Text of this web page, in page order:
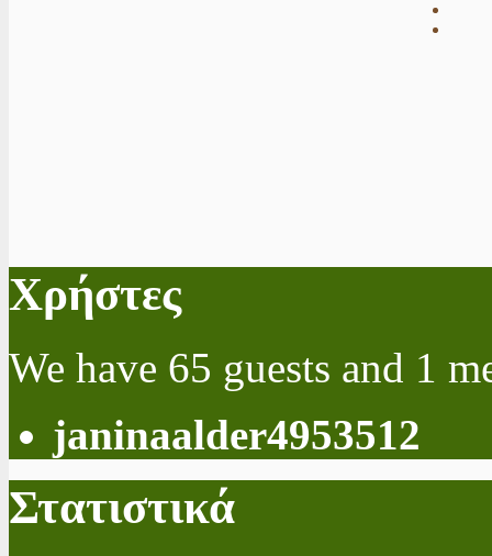
Χρήστες
We have 65 guests and 1
janinaalder4953512
Στατιστικά